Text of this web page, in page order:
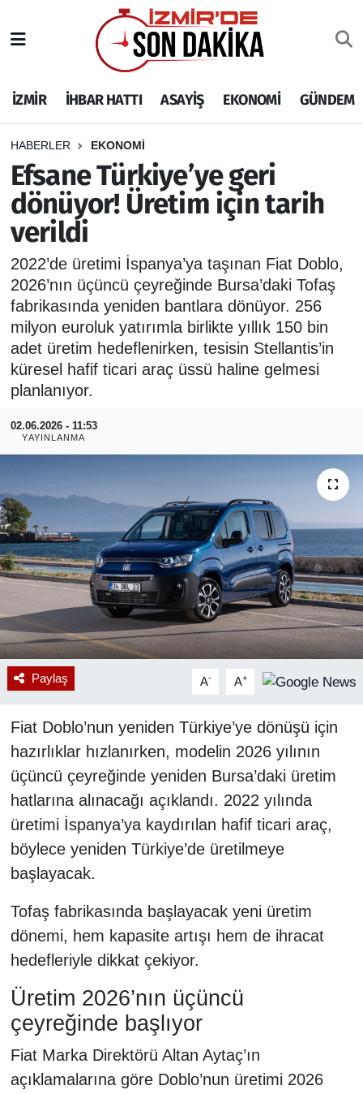
İZMİR İHBAR HATTI ASAYİŞ EKONOMİ GÜNDEM
HABERLER EKONOMİ
Efsane Türkiye’ye geri
dönüyor! Üretim için tarih
verildi
2022’de üretimi İspanya’ya taşınan Fiat Doblo,
2026’nın üçüncü çeyreğinde Bursa’daki Tofaş
fabrikasında yeniden bantlara dönüyor. 256
milyon euroluk yatırımla birlikte yıllık 150 bin
adet üretim hedeflenirken, tesisin Stellantis’in
küresel hafif ticari araç üssü haline gelmesi
planlanıyor.
02.06.2026 - 11:53
YAYINLANMA
Paylaş A- A+
Fiat Doblo’nun yeniden Türkiye’ye dönüşü için
hazırlıklar hızlanırken, modelin 2026 yılının
üçüncü çeyreğinde yeniden Bursa’daki üretim
hatlarına alınacağı açıklandı. 2022 yılında
üretimi İspanya’ya kaydırılan hafif ticari araç,
böylece yeniden Türkiye’de üretilmeye
başlayacak.
Tofaş fabrikasında başlayacak yeni üretim
dönemi, hem kapasite artışı hem de ihracat
hedefleriyle dikkat çekiyor.
Üretim 2026’nın üçüncü
çeyreğinde başlıyor
Fiat Marka Direktörü Altan Aytaç’ın
açıklamalarına göre Doblo’nun üretimi 2026
İHBAR HATTI
DEPREM
GENEL
EKONOMİ
SİYASET
SPOR
ASAYİŞ
RESMİ REKLAM
İzmir Nöbetçi Eczaneler
İzmir Hava Durumu
İzmir Namaz Vakitleri
İzmir Trafik Yoğunluk Haritası
Puan Durumu ve Fikstür
Tüm Manşetler
Son Dakika Haberleri
Haber Arşivi